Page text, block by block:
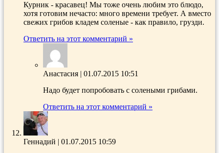
Курник - красавец! Мы тоже очень любим это блюдо,
хотя готовим нечасто: много времени требует. А вместо
свежих грибов кладем соленые - как правило, грузди.
Ответить на этот комментарий »
Анастасия | 01.07.2015 10:51
Надо будет попробовать с солеными грибами.
Ответить на этот комментарий »
Геннадий | 01.07.2015 10:59